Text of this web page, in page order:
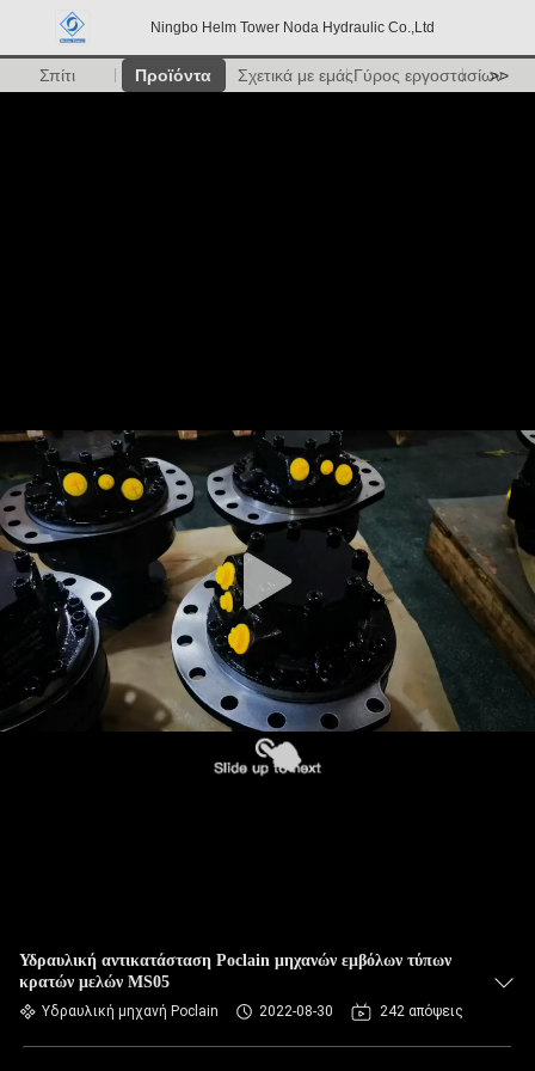
Ningbo Helm Tower Noda Hydraulic Co.,Ltd
Σπίτι Προϊόντα Σχετικά με εμάςΓύρος εργοστασίων
>>
Υδραυλική αντικατάσταση Poclain μηχανών εμβόλων τύπων
κρατών μελών MS05
Υδραυλική μηχανή Poclain 2022-08-30 242 απόψεις